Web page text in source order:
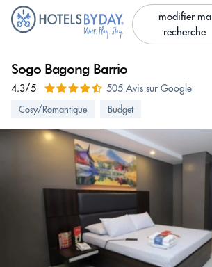
modifier ma
recherche
Sogo Bagong Barrio
4.3/5 505 Avis sur Google
Cosy/Romantique Budget